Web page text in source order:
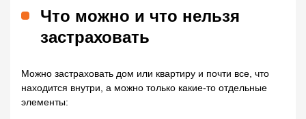
Что можно и что нельзя
застраховать
Можно застраховать дом или квартиру и почти все, что
находится внутри, а можно только какие-то отдельные
элементы: